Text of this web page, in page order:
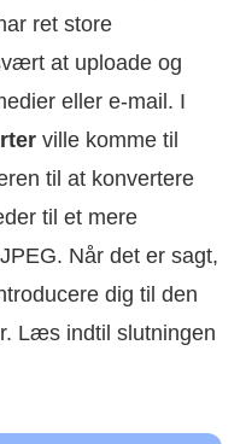
ret store
at uploade og
eller e-mail. I
ville komme til
til at konvertere
til et mere
Når det er sagt,
dig til den
Læs indtil slutningen